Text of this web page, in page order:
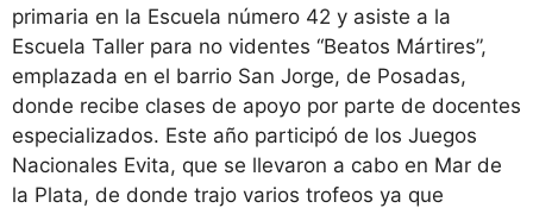
primaria en la Escuela número 42 y asiste a la
Escuela Taller para no videntes “Beatos Mártires”,
emplazada en el barrio San Jorge, de Posadas,
donde recibe clases de apoyo por parte de docentes
especializados. Este año participó de los Juegos
Nacionales Evita, que se llevaron a cabo en Mar de
la Plata, de donde trajo varios trofeos ya que